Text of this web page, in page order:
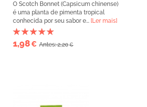
O Scotch Bonnet (Capsicum chinense)
é uma planta de pimenta tropical
conhecida por seu sabor e... [Ler mais]
1,98€ Antes: 2,20€